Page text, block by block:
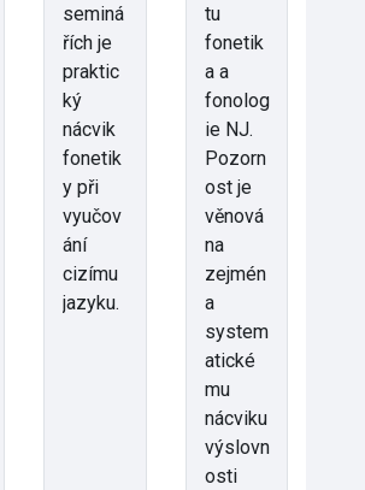
seminá
řích je
praktic
ký
nácvik
fonetik
y při
vyučov
ání
cizímu
jazyku.
tu
fonetik
a a
fonolog
ie NJ.
Pozorn
ost je
věnová
na
zejmén
a
system
atické
mu
nácviku
výslovn
osti